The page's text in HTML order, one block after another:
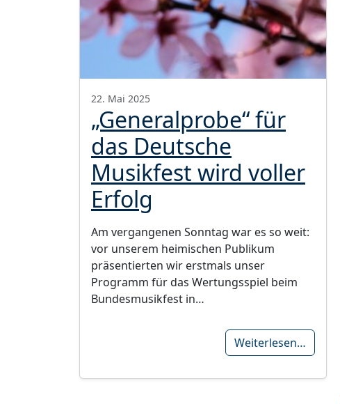
22. Mai 2025
„Generalprobe“ für
das Deutsche
Musikfest wird voller
Erfolg
Am vergangenen Sonntag war es so weit:
vor unserem heimischen Publikum
präsentierten wir erstmals unser
Programm für das Wertungsspiel beim
Bundesmusikfest in…
Weiterlesen…